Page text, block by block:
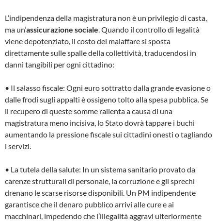
L’indipendenza della magistratura non è un privilegio di casta,
ma un’assicurazione sociale . Quando il controllo di legalità
viene depotenziato, il costo del malaffare si sposta
direttamente sulle spalle della collettività, traducendosi in
danni tangibili per ogni cittadino:
• Il salasso fiscale: Ogni euro sottratto dalla grande evasione o
dalle frodi sugli appalti è ossigeno tolto alla spesa pubblica. Se
il recupero di queste somme rallenta a causa di una
magistratura meno incisiva, lo Stato dovrà tappare i buchi
aumentando la pressione fiscale sui cittadini onesti o tagliando
i servizi.
• La tutela della salute: In un sistema sanitario provato da
carenze strutturali di personale, la corruzione e gli sprechi
drenano le scarse risorse disponibili. Un PM indipendente
garantisce che il denaro pubblico arrivi alle cure e ai
macchinari, impedendo che l’illegalità aggravi ulteriormente